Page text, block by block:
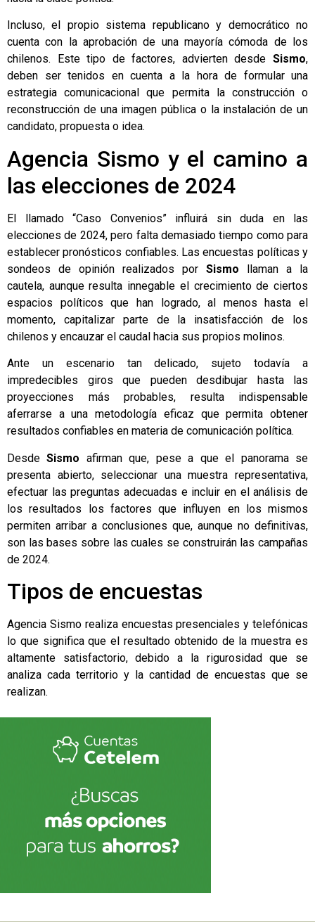
Incluso, el propio sistema republicano y democrático no
cuenta con la aprobación de una mayoría cómoda de los
chilenos. Este tipo de factores, advierten desde Sismo,
deben ser tenidos en cuenta a la hora de formular una
estrategia comunicacional que permita la construcción o
reconstrucción de una imagen pública o la instalación de un
candidato, propuesta o idea.
Agencia Sismo y el camino a
las elecciones de 2024
El llamado “Caso Convenios” influirá sin duda en las
elecciones de 2024, pero falta demasiado tiempo como para
establecer pronósticos confiables. Las encuestas políticas y
sondeos de opinión realizados por Sismo llaman a la
cautela, aunque resulta innegable el crecimiento de ciertos
espacios políticos que han logrado, al menos hasta el
momento, capitalizar parte de la insatisfacción de los
chilenos y encauzar el caudal hacia sus propios molinos.
Ante un escenario tan delicado, sujeto todavía a
impredecibles giros que pueden desdibujar hasta las
proyecciones más probables, resulta indispensable
aferrarse a una metodología eficaz que permita obtener
resultados confiables en materia de comunicación política.
DesdeSismo afirman que, pese a que el panorama se
presenta abierto, seleccionar una muestra representativa,
efectuar las preguntas adecuadas e incluir en el análisis de
los resultados los factores que influyen en los mismos
permiten arribar a conclusiones que, aunque no definitivas,
son las bases sobre las cuales se construirán las campañas
de 2024.
Tipos de encuestas
Agencia Sismorealiza encuestas presenciales y telefónicas
lo que significa que el resultado obtenido de la muestra es
altamente satisfactorio, debido a la rigurosidad que se
analiza cada territorio y la cantidad de encuestas que se
realizan.